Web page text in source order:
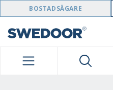
SWEDOOR
BOSTADSÄGARE